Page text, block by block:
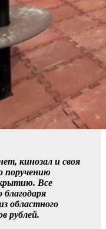
кинозал и своя
поручению
Все
благодаря
областного
рублей.